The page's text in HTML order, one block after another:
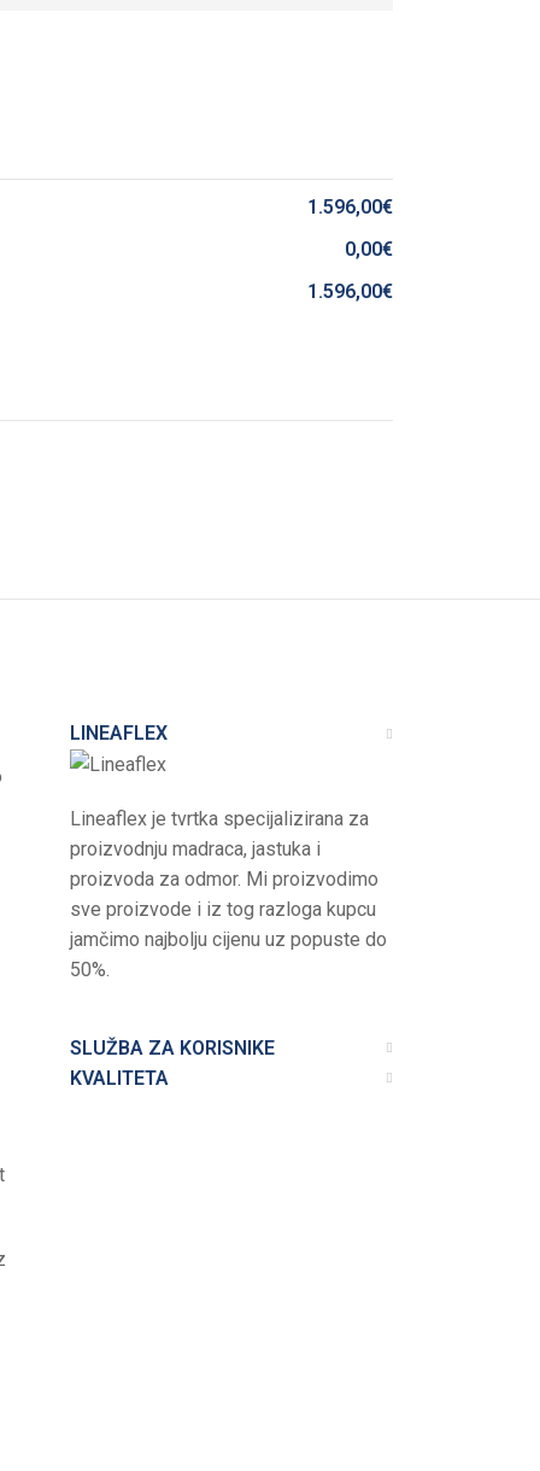
1.596,00€
0,00€
1.596,00€
LINEAFLEX
Lineaflex je tvrtka specijalizirana za
proizvodnju madraca, jastuka i
proizvoda za odmor. Mi proizvodimo
sve proizvode i iz tog razloga kupcu
jamčimo najbolju cijenu uz popuste do
50%.
SLUŽBA ZA KORISNIKE
KVALITETA